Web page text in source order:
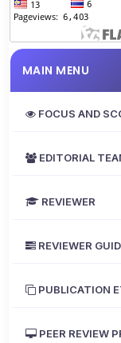
MAIN MENU
FOCUS AND
EDITORIAL
REVIEWER
REVIEWER
PUBLICATION
PEER REVIEW